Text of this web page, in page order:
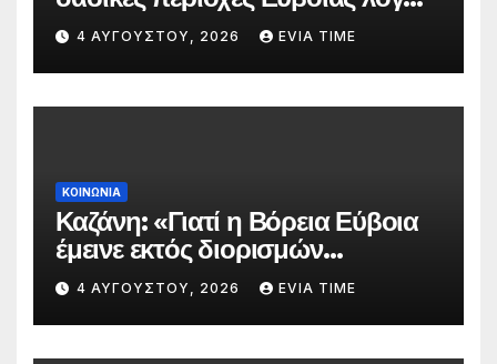
πολύ υψηλού κινδύνου
πυρκαγιάς
4 ΑΥΓΟΎΣΤΟΥ, 2026 EVIA TIME
ΚΟΙΝΩΝΙΑ
Καζάνη: «Γιατί η Βόρεια Εύβοια
έμεινε εκτός διορισμών
δασκάλων;»
4 ΑΥΓΟΎΣΤΟΥ, 2026 EVIA TIME